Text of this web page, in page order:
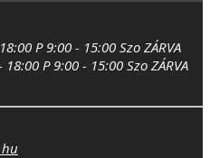
P 9:00 - 15:00 Szo ZÁRVA
18:00 P 9:00 - 15:00 Szo ZÁRVA